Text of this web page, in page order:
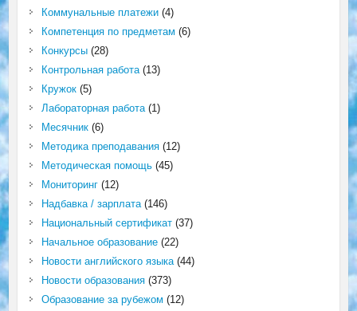
Коммунальные платежи(4)
Компетенция по предметам (6)
Конкурсы(28)
Контрольная работа(13)
Кружок(5)
Лабораторная работа(1)
Месячник(6)
Методика преподавания(12)
Методическая помощь(45)
Мониторинг(12)
Надбавка / зарплата(146)
Национальный сертификат(37)
Начальное образование(22)
Новости английского языка(44)
Новости образования(373)
Образование за рубежом (12)